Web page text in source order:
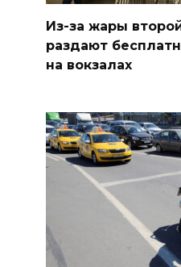
Из-за жары
раздают
на вокзалах